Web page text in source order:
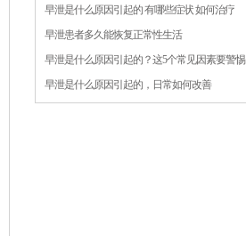
早泄是什么原因引起的 有哪些症状 如何治疗
早泄患者多久能恢复正常性生活
早泄是什么原因引起的？这5个常见因素要警惕
早泄是什么原因引起的，日常如何改善